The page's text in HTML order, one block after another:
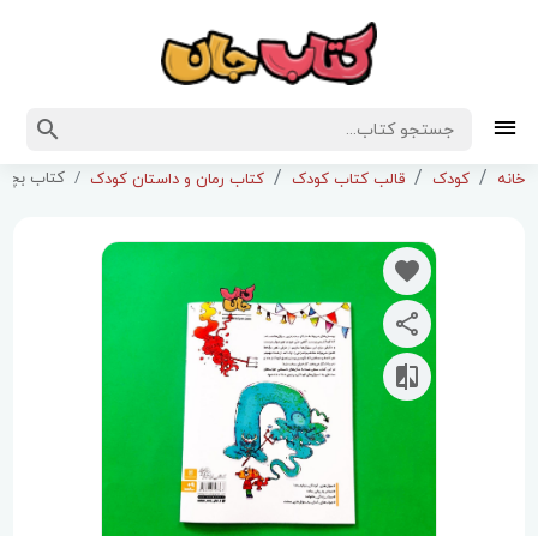
خانه کودک قالب کتاب کودک کتاب رمان و داستان کودک کتاب